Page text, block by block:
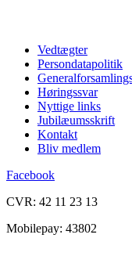
Vedtægter
Persondatapolitik
Høringssvar
Nyttige links
Jubilæumsskrift
Kontakt
Bliv medlem
Facebook
CVR: 42 11 23 13
Mobilepay: 43802